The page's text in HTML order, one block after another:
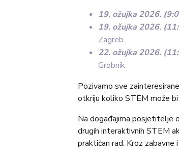
19. ožujka 2026.
19. ožujka 2026.
Zagreb
22. ožujka 2026.
Grobnik
Pozivamo sve
otkriju koliko STEM može
Na događajima posjetitelje
drugih interaktivnih STEM
praktičan rad. Kroz zabavne